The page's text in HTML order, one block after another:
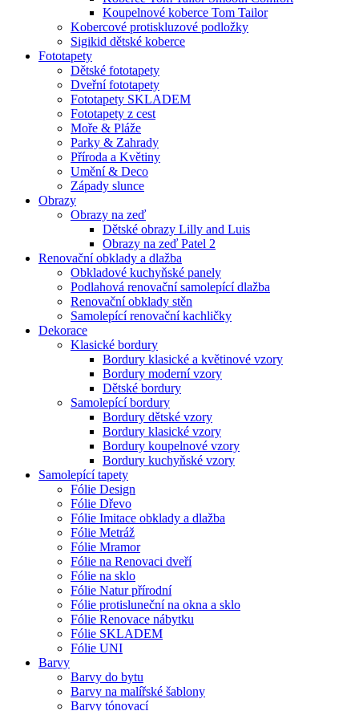
Koupelnové koberce Tom Tailor
Kobercové protiskluzové podložky
Sigikid dětské koberce
Fototapety
Dětské fototapety
Dveřní fototapety
Fototapety SKLADEM
Fototapety z cest
Moře & Pláže
Parky & Zahrady
Příroda a Květiny
Umění & Deco
Západy slunce
Obrazy
Obrazy na zeď
Dětské obrazy Lilly and Luis
Obrazy na zeď Patel 2
Renovační obklady a dlažba
Obkladové kuchyňské panely
Podlahová renovační samolepící dlažba
Renovační obklady stěn
Samolepící renovační kachličky
Dekorace
Klasické bordury
Bordury klasické a květinové vzory
Bordury moderní vzory
Dětské bordury
Samolepící bordury
Bordury dětské vzory
Bordury klasické vzory
Bordury koupelnové vzory
Bordury kuchyňské vzory
Samolepící tapety
Fólie Design
Fólie Dřevo
Fólie Imitace obklady a dlažba
Fólie Metráž
Fólie Mramor
Fólie na Renovaci dveří
Fólie na sklo
Fólie Natur přírodní
Fólie protisluneční na okna a sklo
Fólie Renovace nábytku
Fólie SKLADEM
Fólie UNI
Barvy
Barvy do bytu
Barvy na malířské šablony
Barvy tónovací